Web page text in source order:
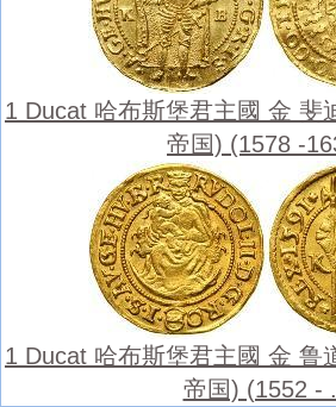
1 Ducat 哈布斯堡君主國 金 斐
帝国) (1578 -
1 Ducat 哈布斯堡君主國 金 鲁
帝国) (1552 -